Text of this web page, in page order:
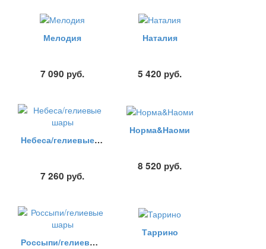
Мелодия
7 090 руб.
Наталия
5 420 руб.
Небеса/гелиевые шары
7 260 руб.
Норма&Наоми
8 520 руб.
Россыпи/гелиевые шары
Таррино